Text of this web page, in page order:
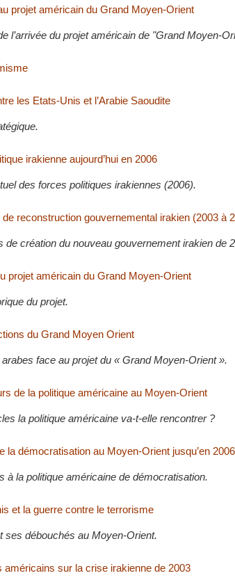
projet américain du Grand Moyen-Orient
l’arrivée du projet américain de "Grand Moyen-
les Etats-Unis et l’Arabie Saoudite
irakienne aujourd’hui en 2006
des forces politiques irakiennes (2006).
de reconstruction gouvernemental irakien (2003 à
de création du nouveau gouvernement irakien de
projet américain du Grand Moyen-Orient
du projet.
du Grand Moyen Orient
face au projet du « Grand Moyen-Orient ».
de la politique américaine au Moyen-Orient
la politique américaine va-t-elle rencontrer ?
la démocratisation au Moyen-Orient jusqu’en 2006
à la politique américaine de démocratisation.
et la guerre contre le terrorisme
ses débouchés au Moyen-Orient.
américains sur la crise irakienne de 2003